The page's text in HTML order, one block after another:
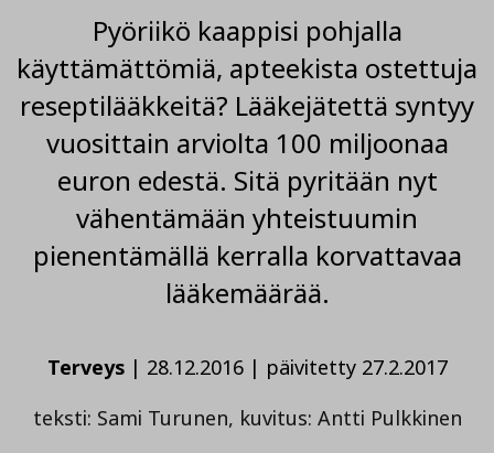
Pyöriikö kaappisi pohjalla
käyttämättömiä, apteekista ostettuja
reseptilääkkeitä? Lääkejätettä syntyy
vuosittain arviolta 100 miljoonaa
euron edestä. Sitä pyritään nyt
vähentämään yhteistuumin
pienentämällä kerralla korvattavaa
lääkemäärää.
Terveys | 28.12.2016| päivitetty 27.2.2017
teksti: Sami Turunen, kuvitus: Antti Pulkkinen